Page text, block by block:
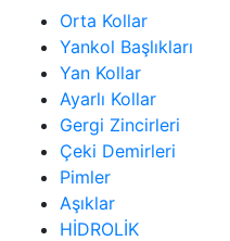
Orta Kollar
Yankol Başlıkları
Yan Kollar
Ayarlı Kollar
Gergi Zincirleri
Çeki Demirleri
Pimler
Aşıklar
HİDROLİK